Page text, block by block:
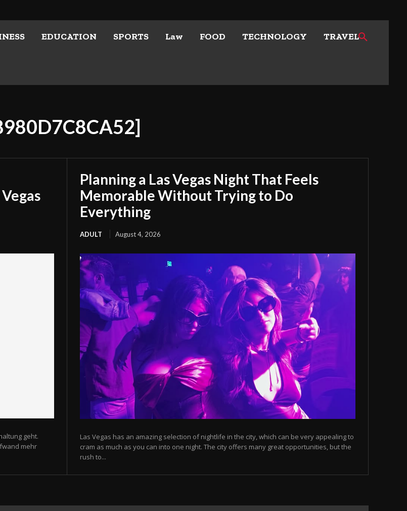
EDUCATION SPORTS Law FOOD TECHNOLOGY TRAVEL
geht.
mehr
Planning a Las Vegas Night That Feels
Memorable Without Trying to Do
Everything
ADULT August 4, 2026
Las Vegas has an amazing selection of nightlife in the city, which can be very appealing to
cram as much as you can into one night. The city offers many great opportunities, but the
rush to...